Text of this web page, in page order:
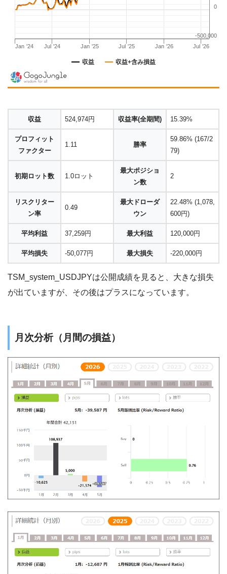
収益 524,974円 収益率(全期間) 15.39%
プロフィット
ファクター
1.11 勝率
59.86% (167/2
79)
初期ロット数 1.0ロット
最大ポジショ
ン数
2
リスクリター
ン率
0.49
最大ドローダ
ウン
22.48% (1,078,
600円)
平均利益 37,259円 最大利益 120,000円
平均損失 -50,077円 最大損失 -220,000円
TSM_system_USDJPYは公開成績を見ると、大きな損失
が出ていますが、その後はプラスになっています。
月次分析（月間の損益）